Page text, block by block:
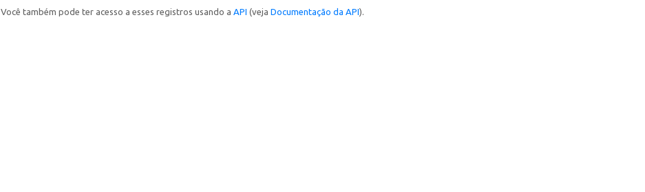
Você também pode ter acesso a esses registros usando a API (veja Documentação da API).